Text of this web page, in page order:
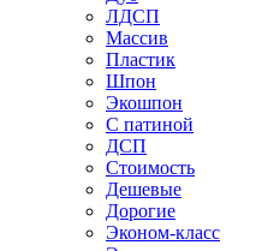
ЛДСП
Массив
Пластик
Шпон
Экошпон
С патиной
ДСП
Стоимость
Дешевые
Дорогие
Эконом-класс